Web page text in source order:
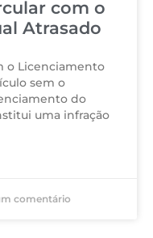
com o
Atrasado
o Licenciamento
sem o
do
uma infração
comentário